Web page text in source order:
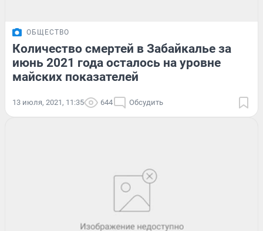
ОБЩЕСТВО
Количество смертей в Забайкалье за
июнь 2021 года осталось на уровне
майских показателей
13 июля, 2021, 11:35 644 Обсудить